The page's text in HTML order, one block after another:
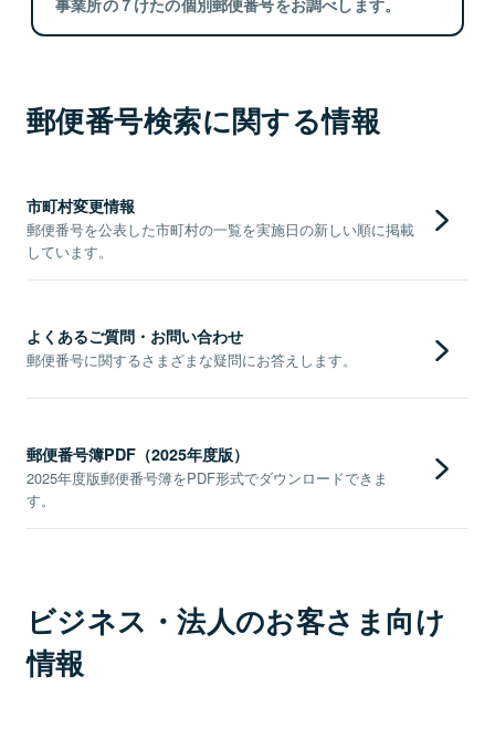
郵便番号検索に関する情報
市町村変更情報
郵便番号を公表した市町村の一覧を実施日の新しい順に掲載
しています。
よくあるご質問・お問い合わせ
郵便番号に関するさまざまな疑問にお答えします。
郵便番号簿PDF（2025年度版）
2025年度版郵便番号簿をPDF形式でダウンロードできま
す。
ビジネス・法人のお客さま向け
情報